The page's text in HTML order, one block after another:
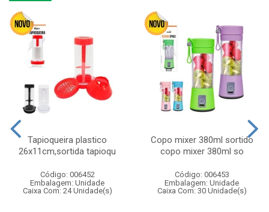
Tapioqueira plastico
26x11cm,sortida tapioqu
Código: 006452
Embalagem: Unidade
Caixa Com: 24 Unidade(s)
Copo mixer 380ml sortido
copo mixer 380ml so
Código: 006453
Embalagem: Unidade
Caixa Com: 30 Unidade(s)